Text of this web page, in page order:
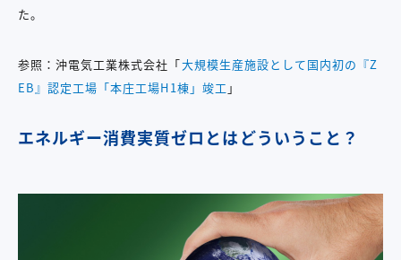
た。
参照：沖電気工業株式会社「大規模生産施設として国内初の『Z
EB』認定工場「本庄工場H1棟」竣工 」
エネルギー消費実質ゼロとはどういうこと？